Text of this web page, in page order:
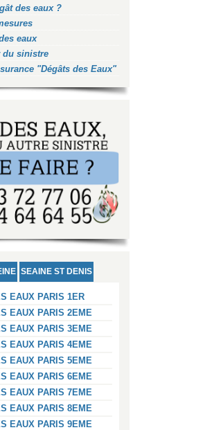
des eaux ?
eaux
du sinistre
"Dégâts des Eaux"
SEAINE ST DENIS
EAUX PARIS 1ER
EAUX PARIS 2EME
EAUX PARIS 3EME
EAUX PARIS 4EME
EAUX PARIS 5EME
EAUX PARIS 6EME
EAUX PARIS 7EME
EAUX PARIS 8EME
EAUX PARIS 9EME